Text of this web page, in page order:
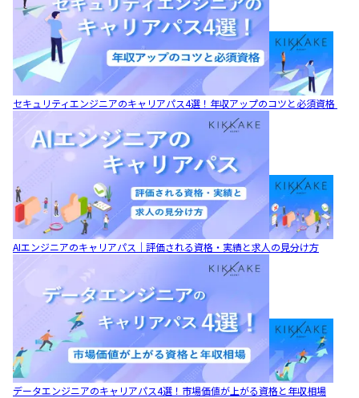
セキュリティエンジニアのキャリアパス4選！年収アップのコツと必須資格
AIエンジニアのキャリアパス｜評価される資格・実績と求人の見分け方
データエンジニアのキャリアパス4選！市場価値が上がる資格と年収相場